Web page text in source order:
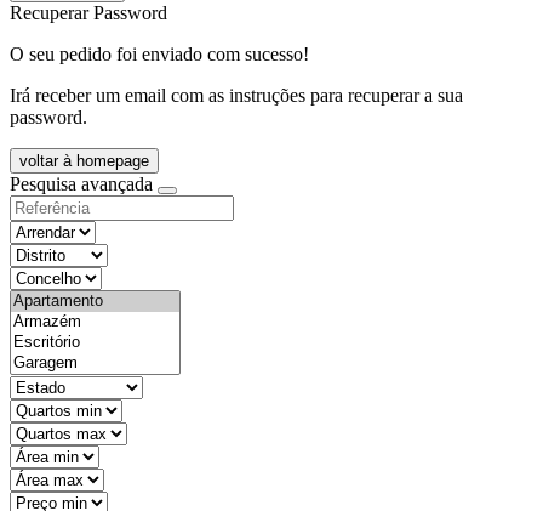
Recuperar Password
O seu pedido foi enviado com sucesso!
Irá receber um email com as instruções para recuperar a sua
password.
voltar à homepage
Pesquisa avançada
objective
districtId
countyId
types
state
mintypo
maxtypo
minarea
maxarea
minprice